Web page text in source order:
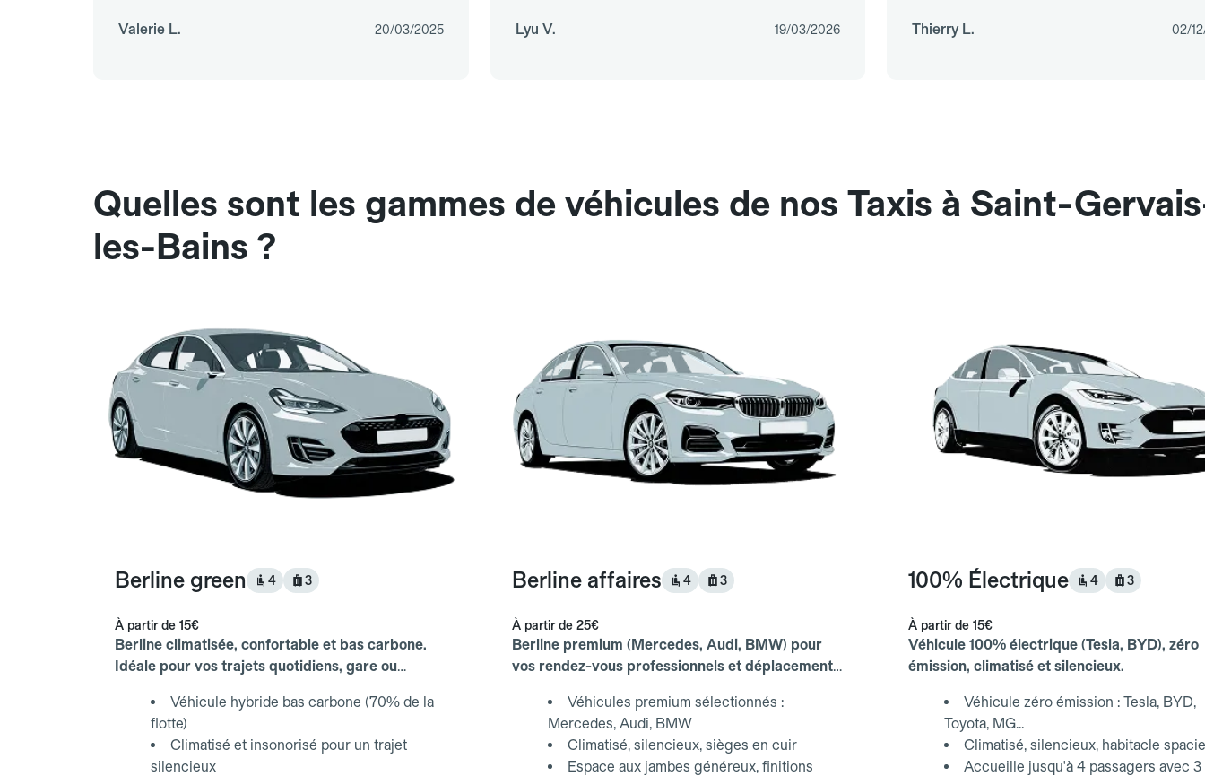
Valerie L. 20/03/2025 Lyu V. 19/03/2026 Thierry L. 02/
Quelles sont les gammes de véhicules de nos Taxis à Saint-
les-Bains ?
Berline green 4 3
À partir de 15€
Berline climatisée, confortable et bas carbone.
Idéale pour vos trajets quotidiens, gare ou
Véhicule hybride bas carbone (70% de la
flotte)
Climatisé et insonorisé pour un trajet
silencieux
Berline affaires 4 3
À partir de 25€
Berline premium (Mercedes, Audi, BMW) pour
vos rendez-vous professionnels et déplacements
Véhicules premium sélectionnés :
Mercedes, Audi, BMW
Climatisé, silencieux, sièges en cuir
Espace aux jambes généreux, finitions
100% Électrique 4 3
À partir de 15€
Véhicule 100% électrique (Tesla, BYD), zéro
émission, climatisé et silencieux.
Véhicule zéro émission : Tesla, BYD,
Toyota, MG...
Climatisé, silencieux, habitacle
Accueille jusqu'à 4 passagers avec 3